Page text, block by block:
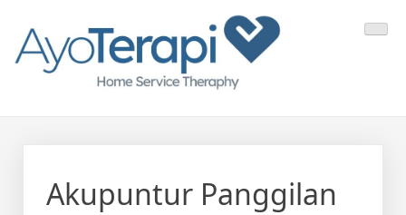
content
Ayo Terapi
Akupuntur Panggilan